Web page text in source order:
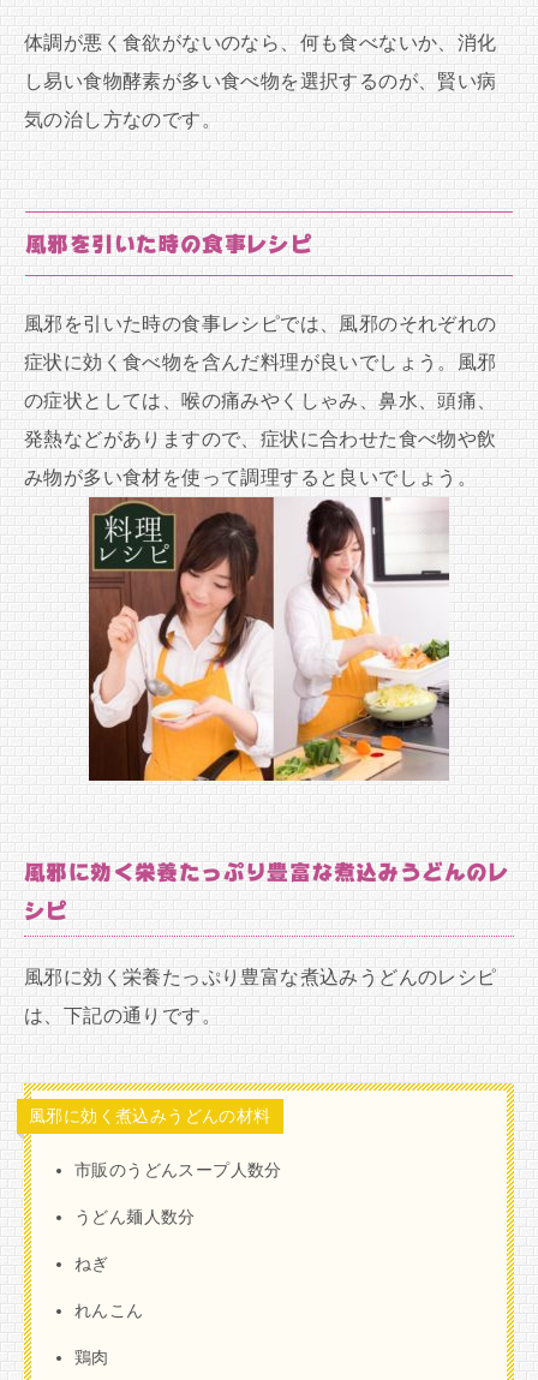
体調が悪く食欲がないのなら、何も食べないか、消化
し易い食物酵素が多い食べ物を選択するのが、賢い病
気の治し方なのです。
風邪を引いた時の食事レシピ
風邪を引いた時の食事レシピでは、風邪のそれぞれの
症状に効く食べ物を含んだ料理が良いでしょう。風邪
の症状としては、喉の痛みやくしゃみ、鼻水、頭痛、
発熱などがありますので、症状に合わせた食べ物や飲
み物が多い食材を使って調理すると良いでしょう。
風邪に効く栄養たっぷり豊富な煮込みうどんのレ
シピ
風邪に効く栄養たっぷり豊富な煮込みうどんのレシピ
は、下記の通りです。
風邪に効く煮込みうどんの材料
市販のうどんスープ人数分
うどん麺人数分
ねぎ
れんこん
鶏肉